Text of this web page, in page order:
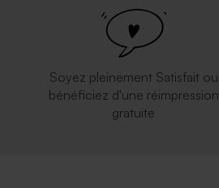
Soyez pleinement Satisfait ou
bénéficiez d'une réimpression
gratuite